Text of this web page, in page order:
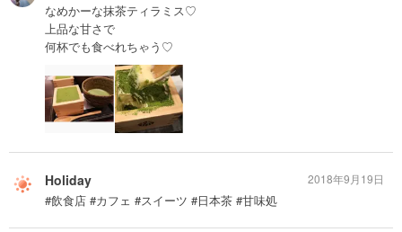
なめかーな抹茶ティラミス♡
上品な甘さで
何杯でも食べれちゃう♡
Holiday
#飲食店 #カフェ #スイーツ #日本茶 #甘味処
2018年9月19日